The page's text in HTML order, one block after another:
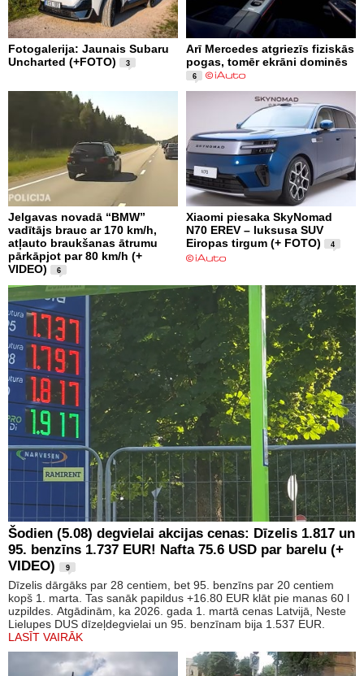
Fotogalerija: Jaunais Subaru
Uncharted (+FOTO)
3
Arī Mercedes atgriezīs fiziskās
pogas, tomēr ekrāni dominēs
6
Jelgavas novadā “BMW”
vadītājs brauc ar 170 km/h,
atļauto braukšanas ātrumu
pārkāpjot par 80 km/h (+
VIDEO)
6
Xiaomi piesaka SkyNomad
N70 EREV – luksusa SUV
Eiropas tirgum (+ FOTO)
4
Šodien (5.08) degvielai akcijas cenas: Dīzelis 1.817 un
95. benzīns 1.737 EUR! Nafta 75.6 USD par barelu (+
VIDEO)
9
Dīzelis dārgāks par 28 centiem, bet 95. benzīns par 20 centiem
kopš 1. marta. Tas sanāk papildus +16.80 EUR klāt pie manas 60 l
uzpildes. Atgādinām, ka 2026. gada 1. martā cenas Latvijā, Neste
Lielupes DUS dīzeļdegvielai un 95. benzīnam bija 1.537 EUR.
LASĪT VAIRĀK